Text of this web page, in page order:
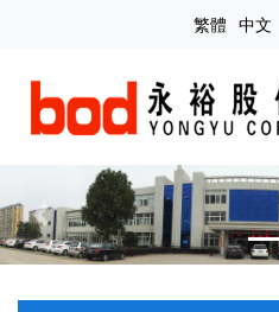
繁體 中文
Previous